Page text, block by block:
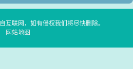
互联网，如有侵权我们将尽快删除。
网站地图